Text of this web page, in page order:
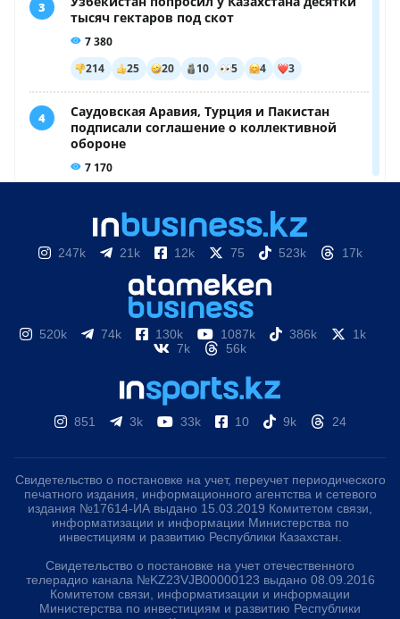
247k 21k 12k 75 523k 17k
520k 74k 130k 1087k 386k
1k
7k
56k
851 3k 33k 10 9k 24
Свидетельство о постановке на учет, переучет периодического
печатного издания, информационного агентства и сетевого
издания №17614-ИА выдано 15.03.2019 Комитетом связи,
информатизации и информации Министерства по
инвестициям и развитию Республики Казахстан.
Свидетельство о постановке на учет отечественного
телерадио канала №KZ23VJB00000123 выдано 08.09.2016
Комитетом связи, информатизации и информации
Министерства по инвестициям и развитию Республики